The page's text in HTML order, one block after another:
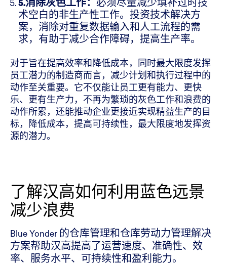
5.消除灰色工作： 必须尽量减少填补过时技
术空白的非生产性工作。投资技术解决方
案，消除对重复数据输入和人工流程的需
求，有助于减少合作障碍，提高生产率。
对于旨在提高效率和降低成本，同时最大限度发挥
员工潜力的制造商而言，减少计划和执行过程中的
动作至关重要。它不仅能让员工更有能力、更快
乐、更有生产力，不再为繁琐的灰色工作和浪费的
动作所累，还能推动企业更接近实现精益生产的目
标，降低成本，提高可持续性，最大限度地发挥资
源的潜力。
了解汉高如何利用蓝色远景
减少浪费
Blue Yonder 的仓库管理和仓库劳动力管理解决
方案帮助汉高提高了运营速度、准确性、效
率、服务水平、可持续性和盈利能力。